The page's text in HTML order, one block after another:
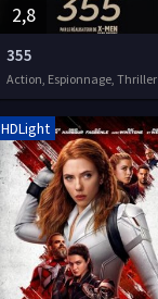
2,8
355
Action, Espionnage, Thriller
HDLight